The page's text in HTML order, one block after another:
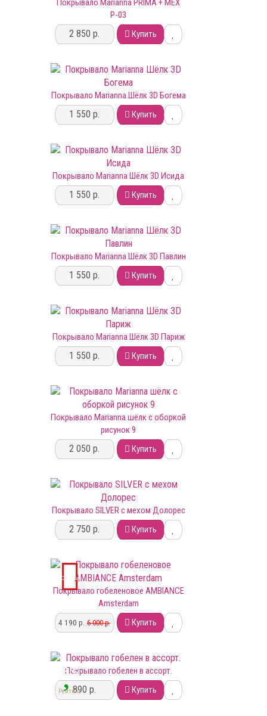
Покрывало Marianna PRIMA + МЕХ
Р-03
2 850 р. Купить
Покрывало Marianna Шёлк 3D Богема
1 550 р. Купить
Покрывало Marianna Шёлк 3D Исида
1 550 р. Купить
Покрывало Marianna Шёлк 3D Павлин
1 550 р. Купить
Покрывало Marianna Шёлк 3D Париж
1 550 р. Купить
Покрывало Marianna шёлк с оборкой
рисунок 9
2 050 р. Купить
Покрывало SILVER с мехом Долорес
2 750 р. Купить
Скидка
Покрывало гобеленовое AMBIANCE
Amsterdam
4 190 р. 6 000 р. Купить
5/5
Рейтинг
Покрывало гобелен в ассорт.
890 р. Купить